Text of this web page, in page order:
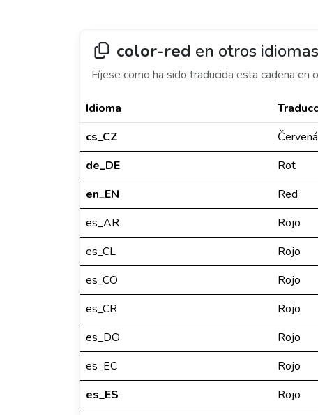
color-red en otros idiomas
Fíjese como ha sido traducida esta cadena en
Idioma
cs_CZ
Červená
de_DE
Rot
en_EN
Red
es_AR
Rojo
es_CL
Rojo
es_CO
Rojo
es_CR
Rojo
es_DO
Rojo
es_EC
Rojo
es_ES
Rojo